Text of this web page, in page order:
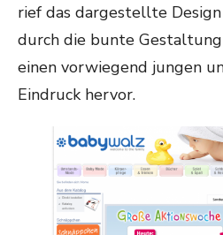
rief das dargestellte
durch die bunte
einen vorwiegend jungen
Eindruck hervor.